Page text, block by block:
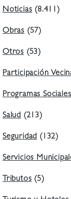
Noticias(8.411)
Obras (57)
Otros (53)
Participación
Programas Sociales
Salud (213)
Seguridad(132)
Servicios
Tributos(5)